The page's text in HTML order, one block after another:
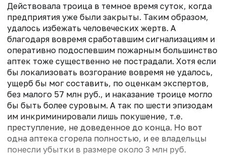
Действовала троица в темное время суток, когда
предприятия уже были закрыты. Таким образом,
удалось избежать человеческих жертв. А
благодаря вовремя сработавшим сигнализациям и
оперативно подоспевшим пожарным большинство
аптек тоже существенно не пострадали. Хотя если
бы локализовать возгорание вовремя не удалось,
ущерб бы мог составить, по оценкам экспертов,
без малого 57 млн руб., и наказание троице могло
бы быть более суровым. А так по шести эпизодам
им инкриминировали лишь покушение, т.е.
преступление, не доведенное до конца. Но вот
одна аптека сгорела полностью, и ее владельцы
понесли убытки в размере около 3 млн руб.